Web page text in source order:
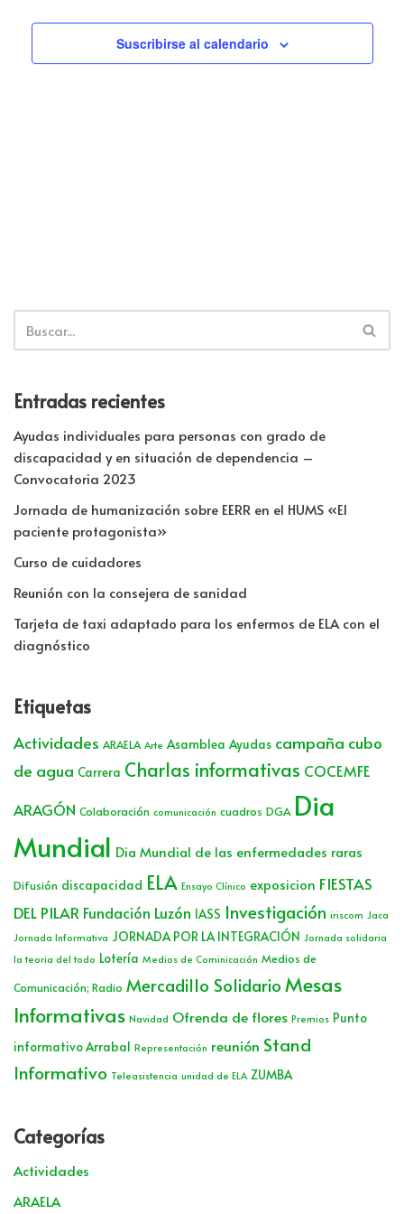
Suscribirse al calendario
Entradas recientes
Ayudas individuales para personas con grado de
discapacidad y en situación de dependencia –
Convocatoria 2023
Jornada de humanización sobre EERR en el HUMS «El
paciente protagonista»
Curso de cuidadores
Reunión con la consejera de sanidad
Tarjeta de taxi adaptado para los enfermos de ELA con el
diagnóstico
Etiquetas
Actividades ARAELA Arte Asamblea Ayudas campaña cubo
de agua Carrera Charlas informativas COCEMFE
ARAGÓN Colaboración comunicación cuadros DGA Dia
Mundial Dia Mundial de las enfermedades raras
Difusión discapacidad ELA Ensayo Clínico exposicion FIESTAS
DEL PILAR Fundación Luzón IASS Investigación iriscom Jaca
Jornada Informativa JORNADA POR LA INTEGRACIÓN Jornada solidaria
la teoria del todo Lotería Medios de Cominicación Medios de
Comunicación; Radio Mercadillo SolidarioMesas
Informativas Navidad Ofrenda de flores Premios Punto
informativo Arrabal Representación reunión Stand
Informativo Teleasistencia unidad de ELA ZUMBA
Categorías
Actividades
ARAELA